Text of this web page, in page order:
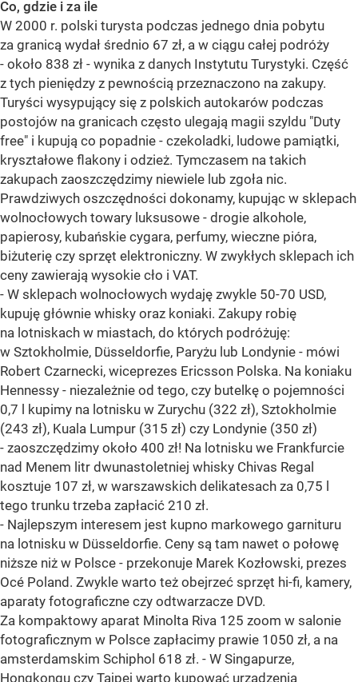
Co, gdzie i za ile
W 2000 r. polski turysta podczas jednego dnia pobytu
za granicą wydał średnio 67 zł, a w ciągu całej podróży
- około 838 zł - wynika z danych Instytutu Turystyki. Część
z tych pieniędzy z pewnością przeznaczono na zakupy.
Turyści wysypujący się z polskich autokarów podczas
postojów na granicach często ulegają magii szyldu "Duty
free" i kupują co popadnie - czekoladki, ludowe pamiątki,
kryształowe flakony i odzież. Tymczasem na takich
zakupach zaoszczędzimy niewiele lub zgoła nic.
Prawdziwych oszczędności dokonamy, kupując w sklepach
wolnocłowych towary luksusowe - drogie alkohole,
papierosy, kubańskie cygara, perfumy, wieczne pióra,
biżuterię czy sprzęt elektroniczny. W zwykłych sklepach ich
ceny zawierają wysokie cło i VAT.
- W sklepach wolnocłowych wydaję zwykle 50-70 USD,
kupuję głównie whisky oraz koniaki. Zakupy robię
na lotniskach w miastach, do których podróżuję:
w Sztokholmie, Düsseldorfie, Paryżu lub Londynie - mówi
Robert Czarnecki, wiceprezes Ericsson Polska. Na koniaku
Hennessy - niezależnie od tego, czy butelkę o pojemności
0,7 l kupimy na lotnisku w Zurychu (322 zł), Sztokholmie
(243 zł), Kuala Lumpur (315 zł) czy Londynie (350 zł)
- zaoszczędzimy około 400 zł! Na lotnisku we Frankfurcie
nad Menem litr dwunastoletniej whisky Chivas Regal
kosztuje 107 zł, w warszawskich delikatesach za 0,75 l
tego trunku trzeba zapłacić 210 zł.
- Najlepszym interesem jest kupno markowego garnituru
na lotnisku w Düsseldorfie. Ceny są tam nawet o połowę
niższe niż w Polsce - przekonuje Marek Kozłowski, prezes
Océ Poland. Zwykle warto też obejrzeć sprzęt hi-fi, kamery,
aparaty fotograficzne czy odtwarzacze DVD.
Za kompaktowy aparat Minolta Riva 125 zoom w salonie
fotograficznym w Polsce zapłacimy prawie 1050 zł, a na
amsterdamskim Schiphol 618 zł. - W Singapurze,
Hongkongu czy Tajpej warto kupować urządzenia